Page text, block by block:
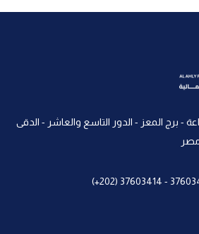
- برج المعز - الدور التاسع والعاشر - الدقى